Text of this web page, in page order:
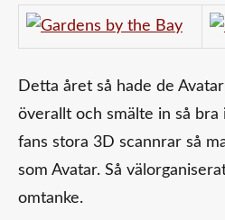
Detta året så hade de
överallt och smälte in så bra
fans stora 3D scannrar så
som Avatar. Så
omtanke.